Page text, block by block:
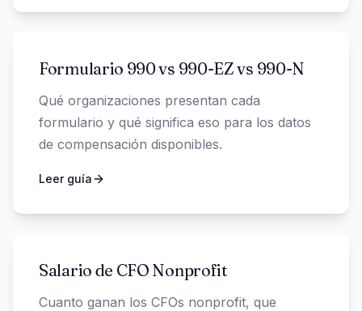
Formulario 990 vs 990-EZ vs 990-N
Qué organizaciones presentan cada
formulario y qué significa eso para los datos
de compensación disponibles.
Leer guía
Salario de CFO Nonprofit
Cuanto ganan los CFOs nonprofit, que